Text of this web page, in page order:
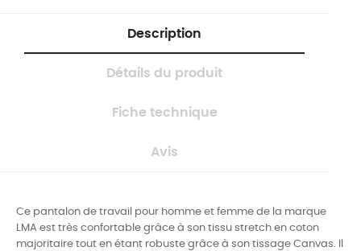
Description
Détails du produit
Fiche technique
Avis
Ce pantalon de travail pour homme et femme de la marque
LMA est très confortable grâce à son tissu stretch en coton
majoritaire tout en étant robuste grâce à son tissage Canvas. Il